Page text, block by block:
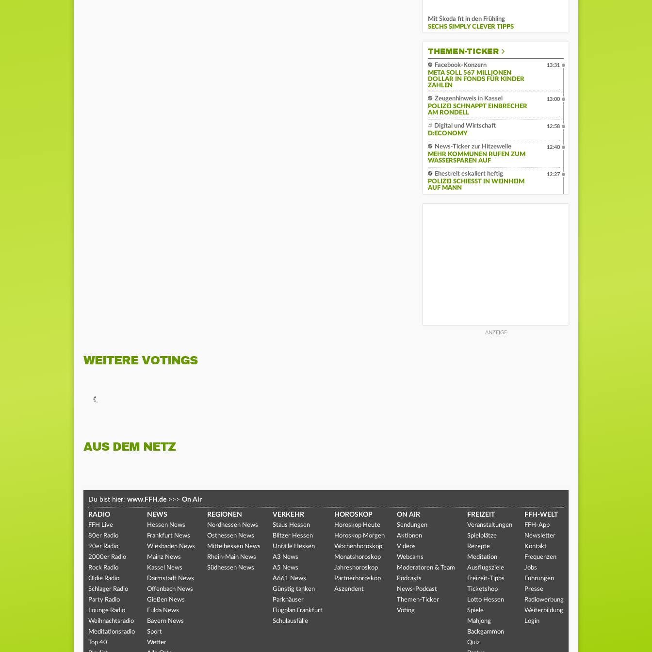
Mit Škoda fit in den Frühling
SECHS SIMPLY CLEVER TIPPS
THEMEN-TICKER
Facebook-Konzern
META SOLL 567 MILLIONEN
DOLLAR IN FONDS FÜR KINDER
ZAHLEN
13:31
Zeugenhinweis in Kassel
POLIZEI SCHNAPPT EINBRECHER
AM RONDELL
13:00
Digital und Wirtschaft
D:ECONOMY
12:58
News-Ticker zur Hitzewelle
MEHR KOMMUNEN RUFEN ZUM
WASSERSPAREN AUF
12:40
Ehestreit eskaliert heftig
POLIZEI SCHIESST IN WEINHEIM A
UF MANN
12:27
WEITERE VOTINGS
AUS DEM NETZ
Du bist hier: www.FFH.de >>> On Air
RADIO
FFH Live
80er Radio
90er Radio
2000er Radio
Rock Radio
Oldie Radio
Schlager Radio
Party Radio
Lounge Radio
Weihnachtsradio
Meditationsradio
Top 40
NEWS
Hessen News
Frankfurt News
Wiesbaden News
Mainz News
Kassel News
Darmstadt News
Offenbach News
Gießen News
Fulda News
Bayern News
Sport
Wetter
REGIONEN
Nordhessen News
Osthessen News
Mittelhessen News
Rhein-Main News
Südhessen News
VERKEHR
Staus Hessen
Blitzer Hessen
Unfälle Hessen
A3 News
A5 News
A661 News
Günstig tanken
Parkhäuser
Flugplan Frankfurt
Schulausfälle
HOROSKOP
Horoskop Heute
Horoskop Morgen
Wochenhoroskop
Monatshoroskop
Jahreshoroskop
Partnerhoroskop
Aszendent
ON AIR
Sendungen
Aktionen
Videos
Webcams
Moderatoren & Team
Podcasts
News-Podcast
Themen-Ticker
Voting
FREIZEIT
Veranstaltungen
Spielplätze
Rezepte
Meditation
Ausflugsziele
Freizeit-Tipps
Ticketshop
Lotto Hessen
Spiele
Mahjong
Backgammon
Quiz
FFH-WELT
FFH-App
Newsletter
Kontakt
Frequenzen
Jobs
Führungen
Presse
Radiowerbung
Weiterbildung
Login